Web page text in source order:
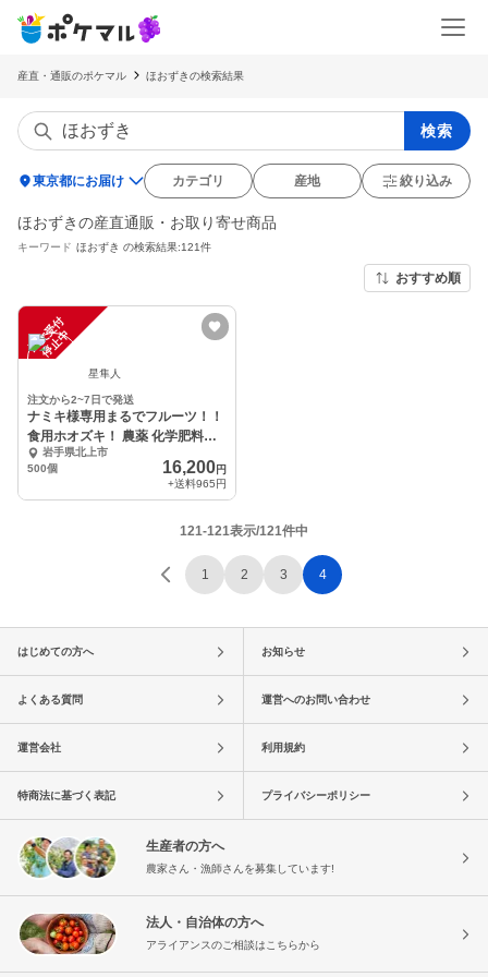
産直・通販のポケマル ほおずきの検索結果
検索
location_on東京都にお届け カテゴリ 産地 絞り込み
ほおずきの産直通販・お取り寄せ商品
キーワード ほおずき の検索結果:121件
おすすめ順
注
文
受
付
停
止
中
星隼人
注文から2~7日で発送
ナミキ様専用まるでフルーツ！！
食用ホオズキ！ 農薬 化学肥料不
使用岩手県北上市
500個
16,200円
+送料965円
121-121表示/121件中
1 2 3 4
はじめての方へ お知らせ
よくある質問 運営へのお問い合わせ
運営会社 利用規約
特商法に基づく表記 プライバシーポリシー
生産者の方へ
農家さん・漁師さんを募集しています!
法人・自治体の方へ
アライアンスのご相談はこちらから